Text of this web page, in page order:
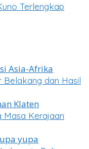
Terlengkap
Belakang dan Hasil
Masa Kerajaan